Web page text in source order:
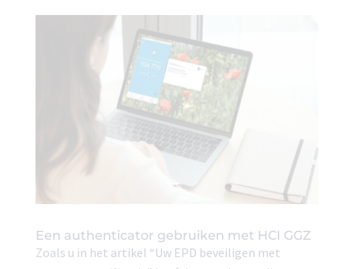
Een authenticator gebruiken met HCI GGZ
Zoals u in het artikel “Uw EPD beveiligen met